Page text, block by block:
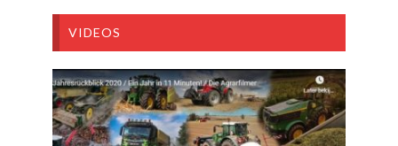
VIDEOS